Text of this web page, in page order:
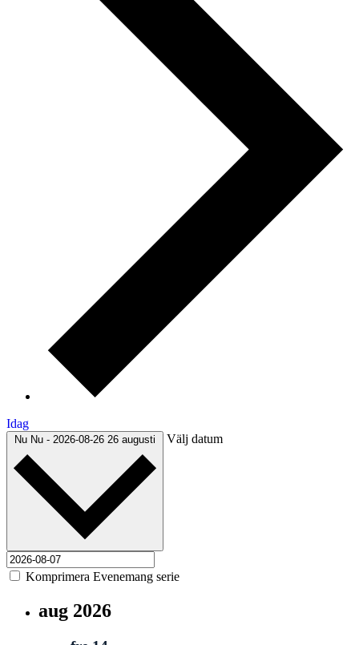
Idag
Nu Nu - 2026-08-26 26 augusti Välj datum
Komprimera Evenemang serie
aug 2026